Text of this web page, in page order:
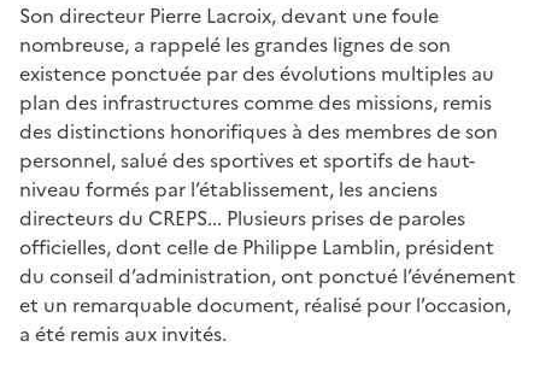
Son directeur Pierre Lacroix, devant une foule
nombreuse, a rappelé les grandes lignes de son
existence ponctuée par des évolutions multiples au
plan des infrastructures comme des missions, remis
des distinctions honorifiques à des membres de son
personnel, salué des sportives et sportifs de haut-
niveau formés par l’établissement, les anciens
directeurs du CREPS... Plusieurs prises de paroles
officielles, dont celle de Philippe Lamblin, président
du conseil d’administration, ont ponctué l’événement
et un remarquable document, réalisé pour l’occasion,
a été remis aux invités.